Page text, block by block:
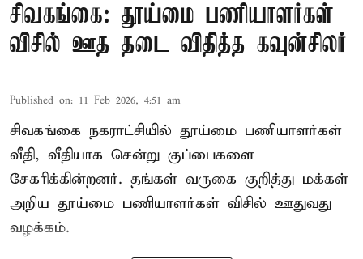
சிவகங்கை: தூய்மை பணியாளர்கள்
விசில் ஊத தடை விதித்த கவுன்சிலர்
Published on: 11 Feb 2026, 4:51 am
சிவகங்கை நகராட்சியில் தூய்மை பணியாளர்கள்
வீதி, வீதியாக சென்று குப்பைகளை
சேகரிக்கின்றனர். தங்கள் வருகை குறித்து மக்கள்
அறிய தூய்மை பணியாளர்கள் விசில் ஊதுவது
வழக்கம்.